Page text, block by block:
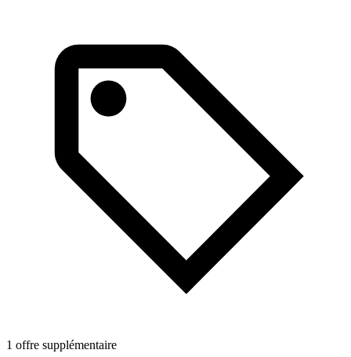
1 offre supplémentaire